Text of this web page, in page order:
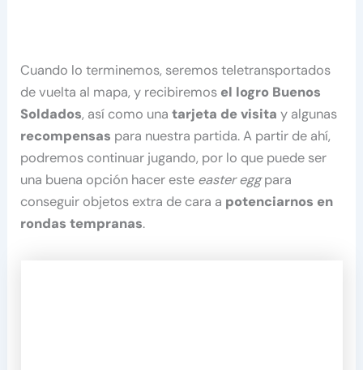
Cuando lo terminemos, seremos teletransportados
de vuelta al mapa, y recibiremos el logro Buenos
Soldados, así como unatarjeta de visita y algunas
recompensas para nuestra partida. A partir de ahí,
podremos continuar jugando, por lo que puede ser
una buena opción hacer este easter eggpara
conseguir objetos extra de cara a potenciarnos en
rondas tempranas.